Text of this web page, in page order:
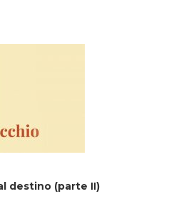
destino (parte II)